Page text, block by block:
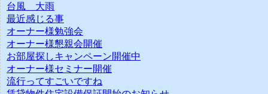
台風 大雨
最近感じる事
オーナー様勉強会
オーナー様懇親会開催
お部屋探しキャンペーン開催中
オーナー様セミナー開催
流行ってすごいですね